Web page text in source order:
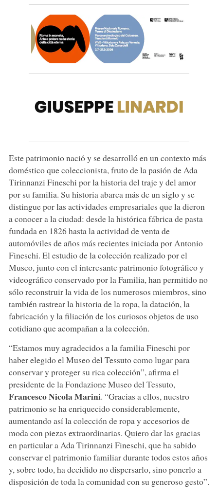
Este patrimonio nació y se desarrolló en un contexto más
doméstico que coleccionista, fruto de la pasión de Ada
Tirinnanzi Fineschi por la historia del traje y del amor
por su familia. Su historia abarca más de un siglo y se
distingue por las actividades empresariales que la dieron
a conocer a la ciudad: desde la histórica fábrica de pasta
fundada en 1826 hasta la actividad de venta de
automóviles de años más recientes iniciada por Antonio
Fineschi. El estudio de la colección realizado por el
Museo, junto con el interesante patrimonio fotográfico y
videográfico conservado por la Familia, han permitido no
sólo reconstruir la vida de los numerosos miembros, sino
también rastrear la historia de la ropa, la datación, la
fabricación y la filiación de los curiosos objetos de uso
cotidiano que acompañan a la colección.
“Estamos muy agradecidos a la familia Fineschi por
haber elegido el Museo del Tessuto como lugar para
conservar y proteger su rica colección”, afirma el
presidente de la Fondazione Museo del Tessuto,
Francesco Nicola Marini. “Gracias a ellos, nuestro
patrimonio se ha enriquecido considerablemente,
aumentando así la colección de ropa y accesorios de
moda con piezas extraordinarias. Quiero dar las gracias
en particular a Ada Tirinnanzi Fineschi, que ha sabido
conservar el patrimonio familiar durante todos estos años
y, sobre todo, ha decidido no dispersarlo, sino ponerlo a
disposición de toda la comunidad con su generoso gesto”.